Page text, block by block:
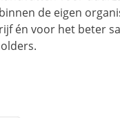
de eigen
én voor het beter
.